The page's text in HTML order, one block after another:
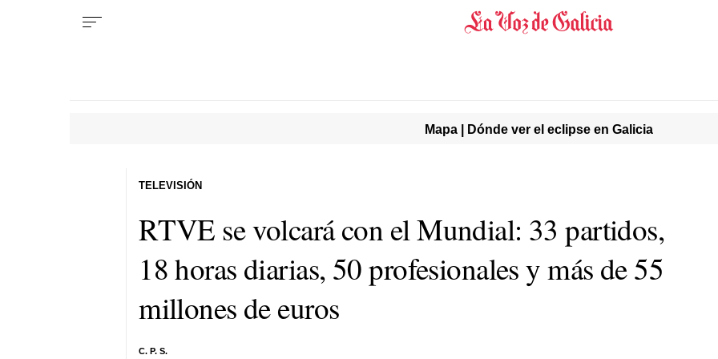
Mapa | Dónde ver el eclipse en Galicia
RTVE se volcará con el Mundial: 33 partidos,
18 horas diarias, 50 profesionales y más de 55
millones de euros
C. P. S.
TELEVISIÓN